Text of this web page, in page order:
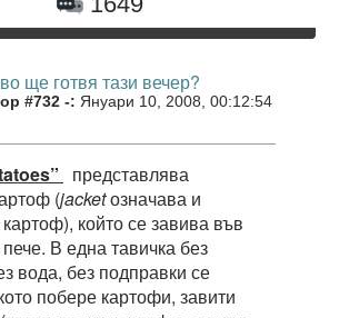
ще готвя тази вечер?
#732 -: Януари 10, 2008, 00:12:54
представлява
(jacketозначава и
който се завива във
В една тавичка без
вода, без подправки се
побере картофи, завити